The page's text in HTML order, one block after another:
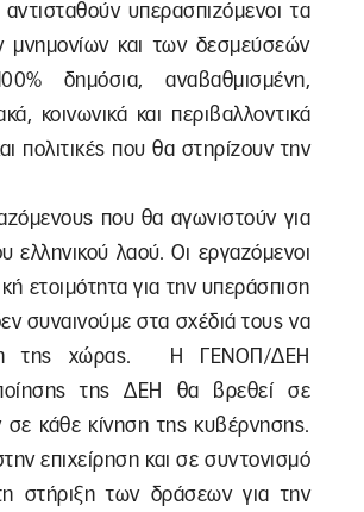
υπερασπιζόμενοι τα
και των δεσμεύσεών
δημόσια, αναβαθμισμένη,
κοινωνικά και περιβαλλοντικά
πολιτικές που θα στηρίζουν την
που θα αγωνιστούν για
ελληνικού λαού. Οι εργαζόμενοι
ετοιμότητα για την υπεράσπιση
συναινούμε στα σχέδιά τους να
της χώρας. Η ΓΕΝΟΠ/ΔΕΗ
της ΔΕΗ θα βρεθεί σε
σε κάθε κίνηση της κυβέρνησης.
επιχείρηση και σε συντονισμό
στήριξη των δράσεων για την